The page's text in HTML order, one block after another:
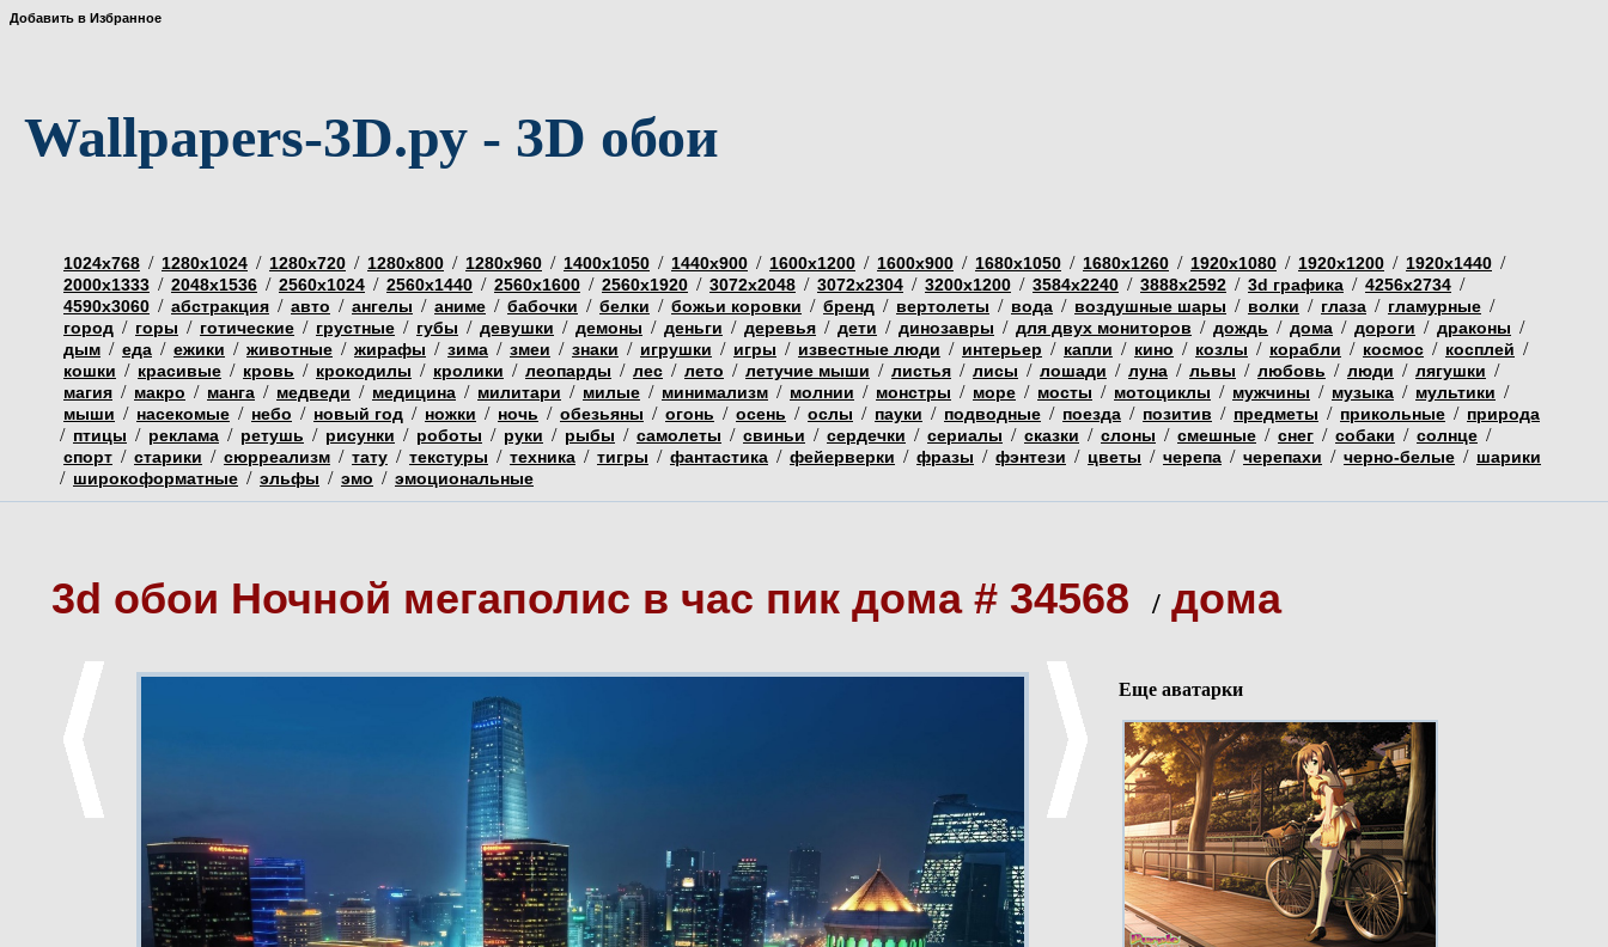
Добавить в Избранное
Wallpapers-3D.ру - 3D обои
1024х768 / 1280х1024 / 1280х720 / 1280х800 / 1280х960 / 1400х1050 / 1440х900 / 1600х1200 / 1600х900 / 1680х1050 / 1680х1260 / 1920х1080 / 1920х1200 / 1920х1440 /
2000х1333 / 2048х1536 / 2560х1024 / 2560х1440 / 2560х1600 / 2560х1920 / 3072х2048 / 3072х2304 / 3200х1200 / 3584х2240 / 3888х2592 / 3d графика / 4256х2734 /
4590х3060 / абстракция / авто / ангелы / аниме / бабочки / белки / божьи коровки / бренд / вертолеты / вода / воздушные шары / волки / глаза / гламурные /
город / горы / готические / грустные / губы / девушки / демоны / деньги / деревья / дети / динозавры / для двух мониторов / дождь / дома / дороги / драконы /
дым / еда / ежики / животные / жирафы / зима / змеи / знаки / игрушки / игры / известные люди / интерьер / капли / кино / козлы / корабли / космос / косплей /
кошки / красивые / кровь / крокодилы / кролики / леопарды / лес / лето / летучие мыши / листья / лисы / лошади / луна / львы / любовь / люди / лягушки /
магия / макро / манга / медведи / медицина / милитари / милые / минимализм / молнии / монстры / море / мосты / мотоциклы / мужчины / музыка / мультики /
мыши / насекомые / небо / новый год / ножки / ночь / обезьяны / огонь / осень / ослы / пауки / подводные / поезда / позитив / предметы / прикольные / природа
/ птицы / реклама / ретушь / рисунки / роботы / руки / рыбы / самолеты / свиньи / сердечки / сериалы / сказки / слоны / смешные / снег / собаки / солнце /
спорт / старики / сюрреализм / тату / текстуры / техника / тигры / фантастика / фейерверки / фразы / фэнтези / цветы / черепа / черепахи / черно-белые / шарики
/ широкоформатные / эльфы / эмо / эмоциональные
3d обои Ночной мегаполис в час пик дома # 34568 / дома
Еще аватарки